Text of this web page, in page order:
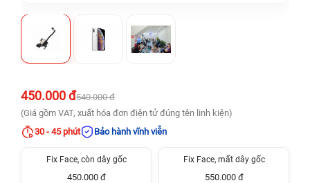
450.000 đ540.000 đ
(Giá gồm VAT, xuất hóa đơn điện tử đúng tên linh kiện)
30 - 45 phút
Bảo hành vĩnh viễn
Fix Face, còn dây gốc
450.000 đ
Fix Face, mất dây gốc
550.000 đ